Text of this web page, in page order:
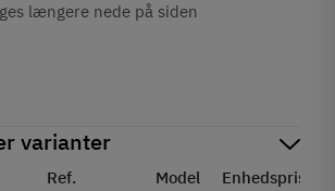
længere nede på siden
varianter
Ref. Model Enhedspris